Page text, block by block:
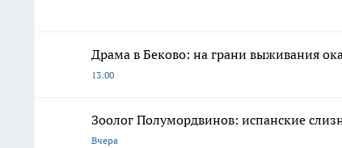
Драма в Беково: на грани выживания
13:00
Зоолог Полумордвинов: испанские
Вчера